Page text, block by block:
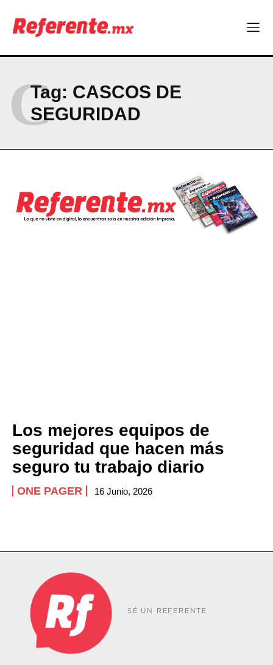
Company
ABOUT
CONTACT
PRIVACY POLICY
NEWSLETTER
Tag: CASCOS DE
SEGURIDAD
C
Los mejores equipos de
seguridad que hacen más
seguro tu trabajo diario
ONE PAGER 16 Junio, 2026
SÉ UN REFERENTE